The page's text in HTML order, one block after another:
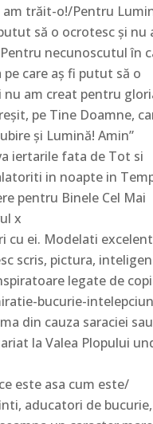
am trăit-o!/Pentru
să o ocrotesc şi nu
necunoscutul în
care aş fi putut să o
am creat pentru
pe Tine Doamne,
şi Lumină! Amin”
iertarile fata de Tot si
in noapte in
pentru Binele Cel Mai
x
cu ei. Modelati
scris, pictura,
legate de
bucurie-
din cauza saraciei sau
la Valea Plopului
este asa cum este/
aducatori de bucurie,